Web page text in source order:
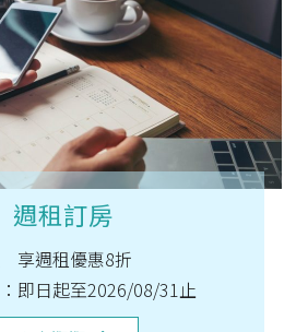
週租訂房
享週租優惠8折
即日起至2026/08/31止